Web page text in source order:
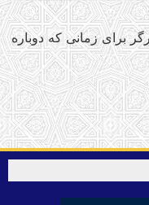
برای زمانی که دوباره